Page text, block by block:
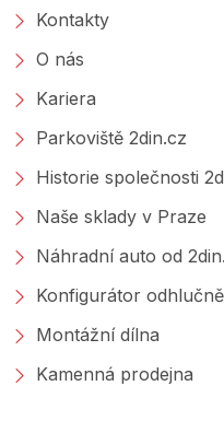
Kontakty
O nás
Kariera
Parkoviště 2din.cz
Historie společnosti
Naše sklady v Praze
Náhradní auto od
Konfigurátor
Montážní dílna
Kamenná prodejna